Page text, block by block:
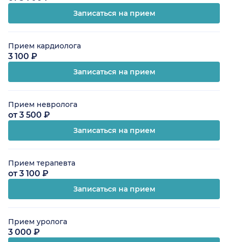
Записаться на прием
Прием кардиолога
3 100 ₽
Записаться на прием
Прием невролога
от 3 500 ₽
Записаться на прием
Прием терапевта
от 3 100 ₽
Записаться на прием
Прием уролога
3 000 ₽